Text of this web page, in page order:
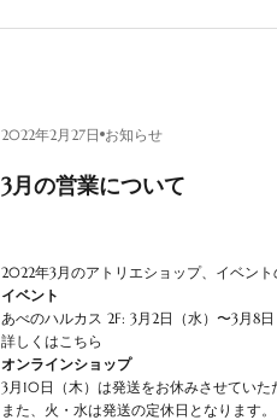
2022年2月27日 お知らせ
3月の営業について
2022年3月のアトリエショップ、イベン
イベント
あべのハルカス 2F: 3月2日（水）〜3月8日
詳しくはこちら
オンラインショップ
3月10日（木）は発送をお休みさせていた
また、火・水は発送の定休日となります。